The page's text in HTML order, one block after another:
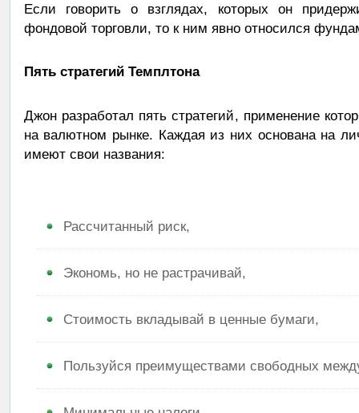
Если говорить о взглядах, которых он
фондовой торговли, то к ним явно относился
Пять стратегий Темплтона
Джон разработал пять стратегий, применение
на валютном рынке. Каждая из них основана на
имеют свои названия:
Рассчитанный риск,
Экономь, но не растрачивай,
Стоимость вкладывай в ценные бумаги,
Пользуйся преимуществами свободных